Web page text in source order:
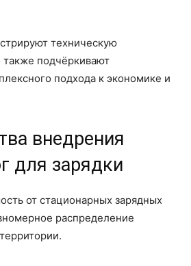
техническую
подчёркивают
подхода к экономике и
внедрения
для зарядки
от стационарных зарядных
распределение